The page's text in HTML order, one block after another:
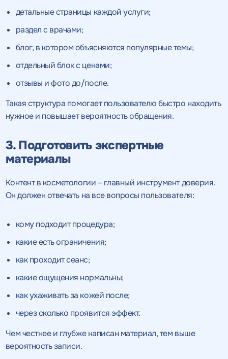
детальные страницы каждой услуги;
раздел с врачами;
блог, в котором объясняются популярные темы;
отдельный блок с ценами;
отзывы и фото до/после.
Такая структура помогает пользователю быстро находить
нужное и повышает вероятность обращения.
3. Подготовить экспертные
материалы
Контент в косметологии – главный инструмент доверия.
Он должен отвечать на все вопросы пользователя:
кому подходит процедура;
какие есть ограничения;
как проходит сеанс;
какие ощущения нормальны;
как ухаживать за кожей после;
через сколько проявится эффект.
Чем честнее и глубже написан материал, тем выше
вероятность записи.